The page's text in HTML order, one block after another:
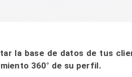
la base de datos de tus
360° de su perfil.